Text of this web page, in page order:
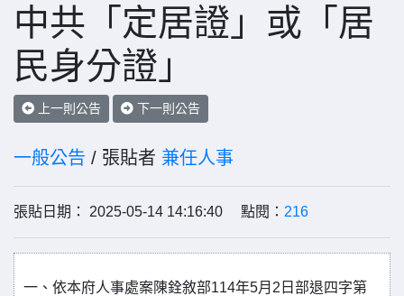
中共「定居證」或「居
民身分證」
上一則公告 下一則公告
一般公告 / 張貼者 兼任人事
張貼日期： 2025-05-14 14:16:40 點閱： 216
一、依本府人事處案陳銓敘部114年5月2日部退四字第